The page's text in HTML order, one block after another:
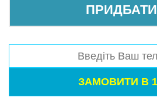
ПРИДБАТИ